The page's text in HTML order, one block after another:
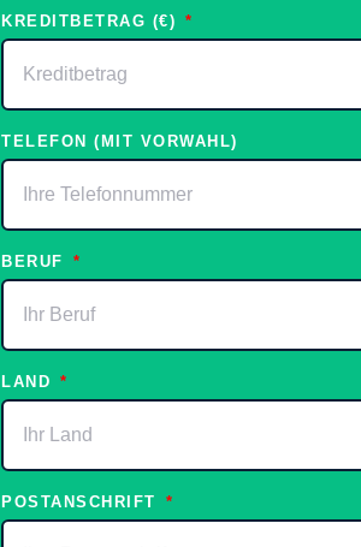
KREDITBETRAG (€)
TELEFON (MIT VORWAHL)
BERUF
LAND
POSTANSCHRIFT